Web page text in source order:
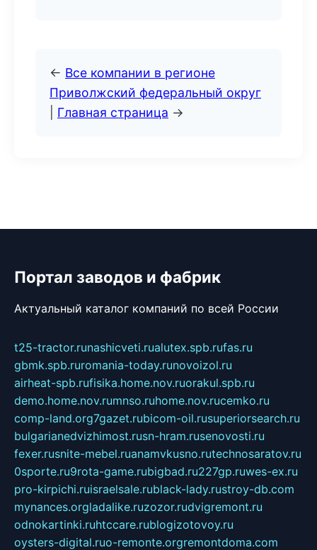
← Все компании в регионе
Приволжский федеральный округ
Главная страница →
Портал заводов и фабрик
Актуальный каталог компаний по всей России
t25-tractor.runashicveti.rualutex.spb.rufas.ru
gbmk.spb.ruromania-today.runovoizol.ru
airheat-spb.rufisika.home.nov.ruorakul.spb.ru
demo.home.nov.rumnso.ruhome.nov.rucemko.ru
comp-land.org7gazet.rubicom-oil.rusuperiorsearch.ru
bulgarianedvizhimost.rusn-hram.rusenovosti.ru
fexer.rusnite-mebel.ruanamvkusno.rutechnosaratov.ru
0sporte.ru9rota-game.rubigbad.ru227gp.ruwes-ex.ru
pro-kirpichi.ruisraelsale.rublack-lady.rustroy-db.com
mynances.orgladalike.ruzozor.rudvigremont.ru
odnokartinki.ruhtccare.rublogizotovoy.ru
oysters-digital.ruo-remonte.orgremontdoma.com